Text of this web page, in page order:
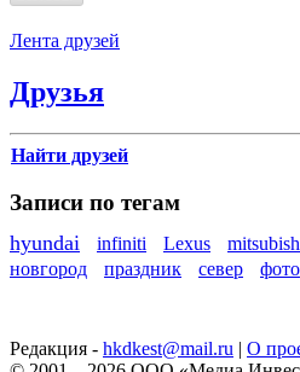
Лента друзей
Друзья
Найти друзей
Записи по тегам
hyundai infiniti Lexus
новгород
праздник север фото
Редакция - hkdkest@mail.ru | О